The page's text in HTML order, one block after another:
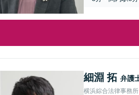
細淵 拓 弁護
横浜綜合法律事務所